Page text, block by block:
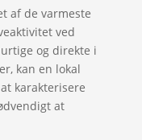
af de varmeste
ved
og direkte i
kan en lokal
karakterisere
at